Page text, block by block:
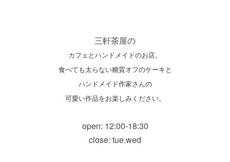
三軒茶屋の
カフェとハンドメイドのお店。
食べても太らない糖質オフのケーキと
ハンドメイド作家さんの
可愛い作品をお楽しみください。
open: 12:00-18:30
close: tue.wed